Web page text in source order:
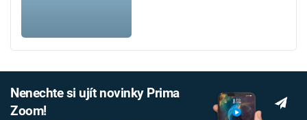
Nenechte si ujít novinky Prima
Zoom!